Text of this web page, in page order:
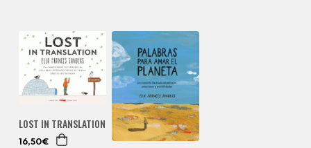
LOST IN TRANSLATION
16,50€